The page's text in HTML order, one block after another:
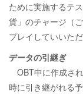
ために実施するテ
貨」のチャージ（
プレイしていいた
データの引継ぎ
OBT中に作成さ
時に引き継がれる